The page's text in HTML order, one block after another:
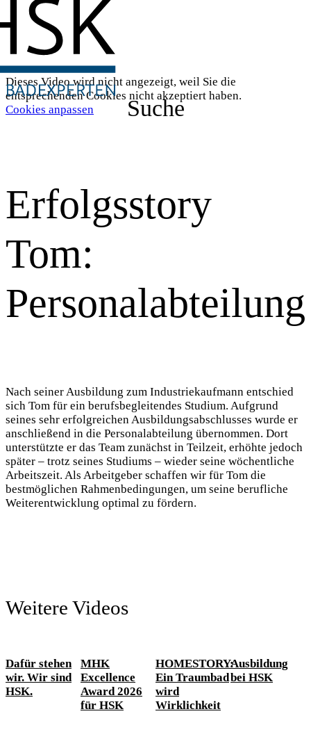
Suche
Dieses Video wird nicht angezeigt, weil Sie die
entsprechenden Cookies nicht akzeptiert haben.
Cookies anpassen
Erfolgsstory
Tom:
Personalabteilung
Nach seiner Ausbildung zum Industriekaufmann entschied
sich Tom für ein berufsbegleitendes Studium. Aufgrund
seines sehr erfolgreichen Ausbildungsabschlusses wurde er
anschließend in die Personalabteilung übernommen. Dort
unterstützte er das Team zunächst in Teilzeit, erhöhte jedoch
später – trotz seines Studiums – wieder seine wöchentliche
Arbeitszeit. Als Arbeitgeber schaffen wir für Tom die
bestmöglichen Rahmenbedingungen, um seine berufliche
Weiterentwicklung optimal zu fördern.
Weitere Videos
Dafür stehen
wir. Wir sind
HSK.
MHK
Excellence
Award 2026
für HSK
HOMESTORY:
Ein Traumbad
wird
Wirklichkeit
Ausbildung
bei HSK